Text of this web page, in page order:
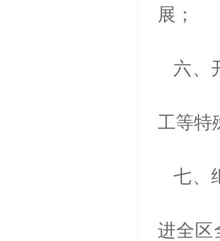
展；
六、
工等特
七、
进全区